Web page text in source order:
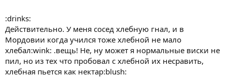
:drinks:
Действительно. У меня сосед хлебную гнал, и в
Мордовии когда учился тоже хлебной не мало
хлебал:wink: .вещь! Не, ну может я нормальные виски не
пил, но из тех что пробовал с хлебной их несравить,
хлебная пьется как нектар:blush: